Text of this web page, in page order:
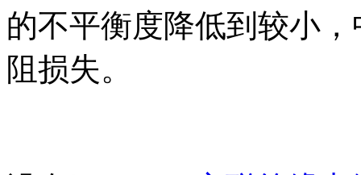
的不平衡度降低到较小
阻损失。